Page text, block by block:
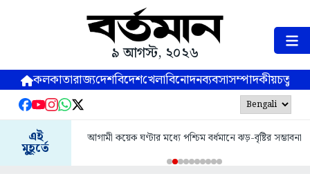
৯ আগস্ট, ২০২৬
কলকাতারাজ্যদেশবিদেশখেলাবিনোদনব্যবসাসম্পাদকীয়
এই
মুহূর্তে
আগামী কয়েক ঘণ্টার মধ্যে পশ্চিম বর্ধমানে ঝড়-বৃষ্টির সম্ভাবনা